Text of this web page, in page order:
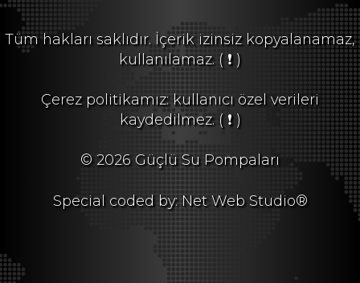
Tüm hakları saklıdır. İçerik izinsiz kopyalanamaz,
kullanılamaz. ( ❗ )
Çerez politikamız: kullanıcı özel verileri
kaydedilmez. ( ❗ )
© 2026 Güçlü Su Pompaları
Special coded by: Net Web Studio®